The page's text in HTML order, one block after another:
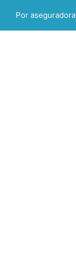
Por aseguradora